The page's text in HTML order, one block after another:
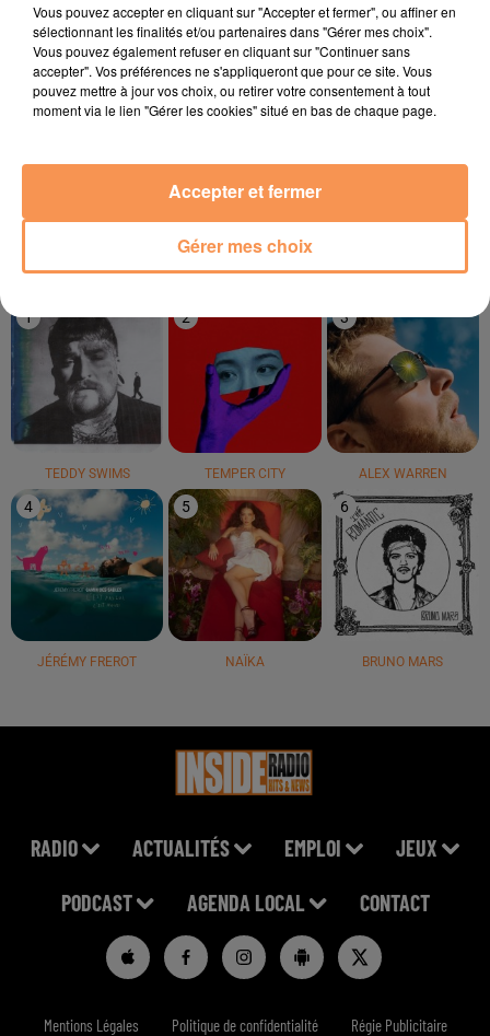
6h56
6h56
DAVID GUETTA
6h52
6h52
MADONNA
Bring Your Love
6h49
6h49
RIDSA
1
TEDDY SWIMS
2
TEMPER CITY
3
ALEX WARREN
4
JÉRÉMY FREROT
5
NAÏKA
6
BRUNO MARS
RADIO ACTUALITÉS EMPLOI JEUX
PODCAST AGENDA LOCAL CONTACT
Mentions Légales Politique de confidentialité Régie Publicitaire
Vous pouvez accepter en cliquant sur "Accepter et fermer", ou affiner en
sélectionnant les finalités et/ou partenaires dans "Gérer mes choix".
Vous pouvez également refuser en cliquant sur "Continuer sans
accepter". Vos préférences ne s'appliqueront que pour ce site. Vous
pouvez mettre à jour vos choix, ou retirer votre consentement à tout
moment via le lien "Gérer les cookies" situé en bas de chaque page.
Gérer mes choix
Accepter et fermer